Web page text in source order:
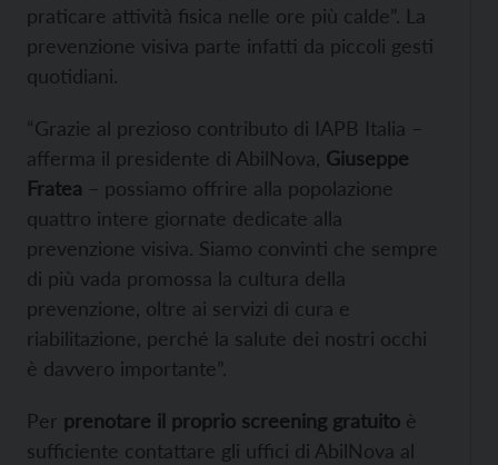
praticare attività fisica nelle ore più calde”. La
prevenzione visiva parte infatti da piccoli gesti
quotidiani.
“Grazie al prezioso contributo di IAPB Italia –
afferma il presidente di AbilNova, Giuseppe
Fratea – possiamo offrire alla popolazione
quattro intere giornate dedicate alla
prevenzione visiva. Siamo convinti che sempre
di più vada promossa la cultura della
prevenzione, oltre ai servizi di cura e
riabilitazione, perché la salute dei nostri occhi
è davvero importante”.
Per prenotare il proprio screening gratuito è
sufficiente contattare gli uffici di AbilNova al